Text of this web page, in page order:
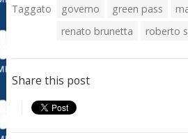
Taggato governo green pass
renato brunetta
roberto
Share this post